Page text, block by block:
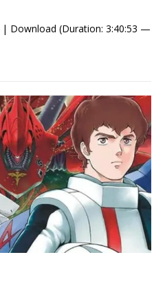
| Download (Duration: 3:40:53 —